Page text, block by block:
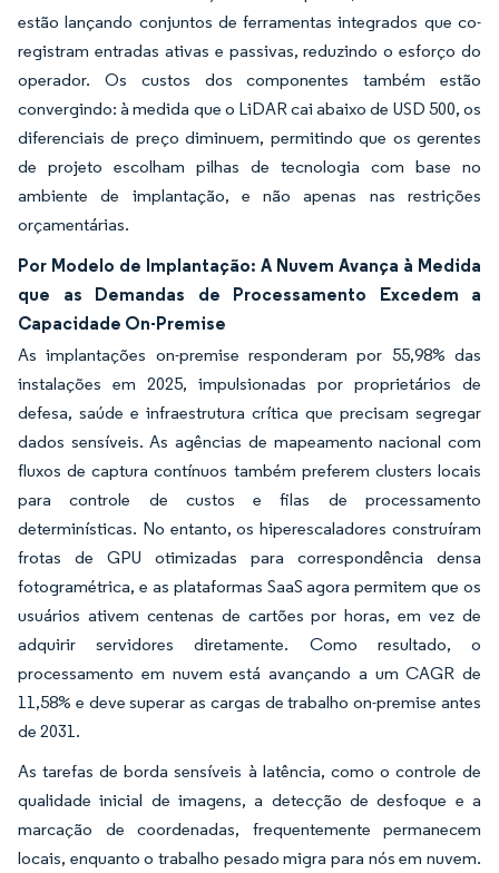
estão lançando conjuntos de ferramentas integrados que co-
registram entradas ativas e passivas, reduzindo o esforço do
operador. Os custos dos componentes também estão
convergindo: à medida que o LiDAR cai abaixo de USD 500, os
diferenciais de preço diminuem, permitindo que os gerentes
de projeto escolham pilhas de tecnologia com base no
ambiente de implantação, e não apenas nas restrições
orçamentárias.
Por Modelo de Implantação: A Nuvem Avança à Medida
que as Demandas de Processamento Excedem a
Capacidade On-Premise
As implantações on-premise responderam por 55,98% das
instalações em 2025, impulsionadas por proprietários de
defesa, saúde e infraestrutura crítica que precisam segregar
dados sensíveis. As agências de mapeamento nacional com
fluxos de captura contínuos também preferem clusters locais
para controle de custos e filas de processamento
determinísticas. No entanto, os hiperescaladores construíram
frotas de GPU otimizadas para correspondência densa
fotogramétrica, e as plataformas SaaS agora permitem que os
usuários ativem centenas de cartões por horas, em vez de
adquirir servidores diretamente. Como resultado, o
processamento em nuvem está avançando a um CAGR de
11,58% e deve superar as cargas de trabalho on-premise antes
de 2031.
As tarefas de borda sensíveis à latência, como o controle de
qualidade inicial de imagens, a detecção de desfoque e a
marcação de coordenadas, frequentemente permanecem
locais, enquanto o trabalho pesado migra para nós em nuvem.